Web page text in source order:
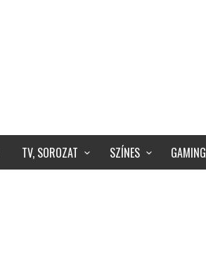
TV, SOROZAT SZÍNES GAMING